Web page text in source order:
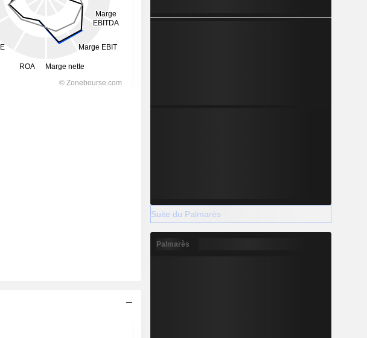
Suite du Palmarès
Palmarès